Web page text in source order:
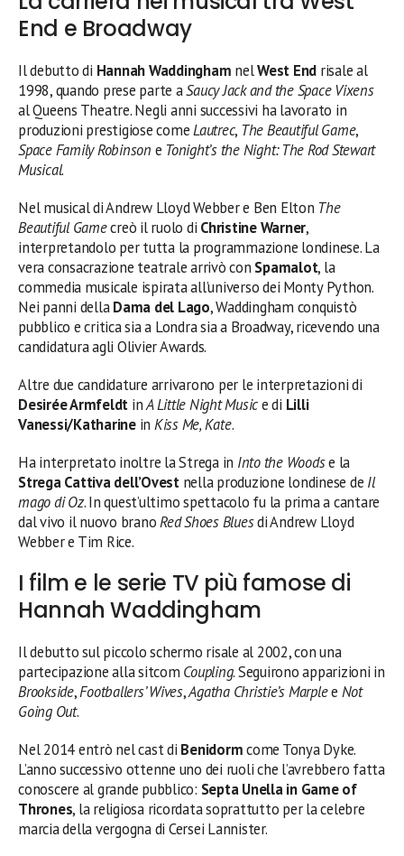
End e Broadway
Il debutto di Hannah Waddingham nelWest End risale al
1998, quando prese parte aSaucy Jack and the Space Vixens
al Queens Theatre. Negli anni successivi ha lavorato in
produzioni prestigiose comeLautrec, The Beautiful Game,
Space Family Robinson e Tonight’s the Night: The Rod Stewart
Musical.
Nel musical di Andrew Lloyd Webber e Ben Elton The
Beautiful Gamecreò il ruolo di Christine Warner,
interpretandolo per tutta la programmazione londinese. La
vera consacrazione teatrale arrivò con Spamalot, la
commedia musicale ispirata all’universo dei Monty Python.
Nei panni dellaDama del Lago, Waddingham conquistò
pubblico e critica sia a Londra sia a Broadway, ricevendo una
candidatura agli Olivier Awards.
Altre due candidature arrivarono per le interpretazioni di
Desirée Armfeldt inA Little Night Musice di Lilli
Vanessi/Katharinein Kiss Me, Kate.
Ha interpretato inoltre la Strega in Into the Woodse la
Strega Cattiva dell’Ovestnella produzione londinese de Il
mago di Oz. In quest’ultimo spettacolo fu la prima a cantare
dal vivo il nuovo branoRed Shoes Bluesdi Andrew Lloyd
Webber e Tim Rice.
I film e le serie TV più famose di
Hannah Waddingham
Il debutto sul piccolo schermo risale al 2002, con una
partecipazione alla sitcom Coupling. Seguirono apparizioni in
Brookside,Footballers’ Wives,Agatha Christie’s Marplee Not
Going Out.
Nel 2014 entrò nel cast di Benidormcome Tonya Dyke.
L’anno successivo ottenne uno dei ruoli che l’avrebbero fatta
conoscere al grande pubblico: Septa Unella in Game of
Thrones, la religiosa ricordata soprattutto per la celebre
marcia della vergogna di Cersei Lannister.